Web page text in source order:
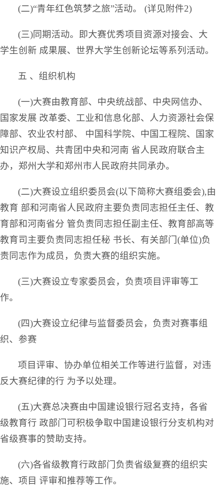
(二)“青年红色筑梦之旅”活动。 (详见附件2)
(三)同期活动。即大赛优秀项目资源对接会、大
学生创新 成果展、世界大学生创新论坛等系列活动。
五 、组织机构
(一)大赛由教育部、中央统战部、中央网信办、
国家发展 改革委、工业和信息化部、人力资源社会保
障部、农业农村部、 中国科学院、中国工程院、国家
知识产权局、共青团中央和河南 省人民政府联合主
办，郑州大学和郑州市人民政府共同承办。
(二)大赛设立组织委员会(以下简称大赛组委会),由
教育 部和河南省人民政府主要负责同志担任主任、教
育部和河南省分 管负责同志担任副主任、教育部高等
教育司主要负责同志担任秘 书长、有关部门(单位)负
责同志作为成员，负责大赛的组织实施。
(三)大赛设立专家委员会，负责项目评审等工
作。
(四)大赛设立纪律与监督委员会，负责对赛事组
织、参赛
项目评审、协办单位相关工作等进行监督，对违
反大赛纪律的行 为予以处理。
(五)大赛总决赛由中国建设银行冠名支持，各省
级教育行 政部门可积极争取中国建设银行分支机构对
省级赛事的赞助支持。
(六)各省级教育行政部门负责省级复赛的组织实
施、项目 评审和推荐等工作。